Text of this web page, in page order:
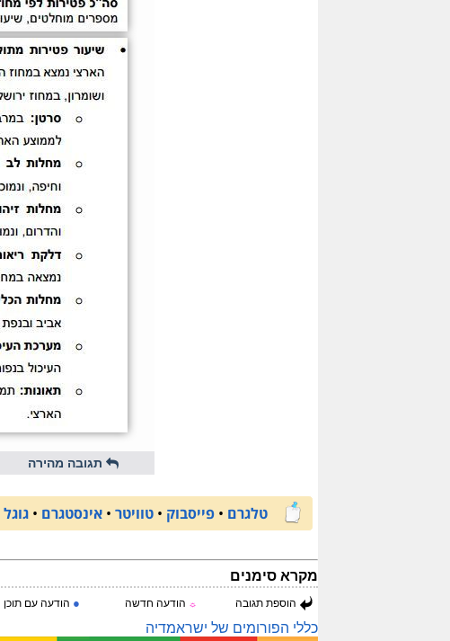
תגובה מהירה
טלגרם • פייסבוק • טוויטר • אינסטגרם • גוגל
מקרא סימנים
הוספת תגובה ☼ הודעה חדשה ● הודעה עם תוכן
כללי הפורומים של ישראמדיה